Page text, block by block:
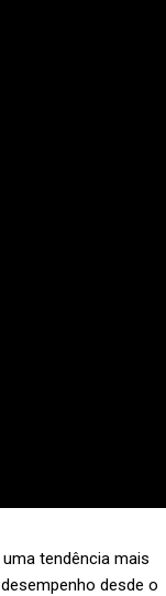
tendência mais
desde o